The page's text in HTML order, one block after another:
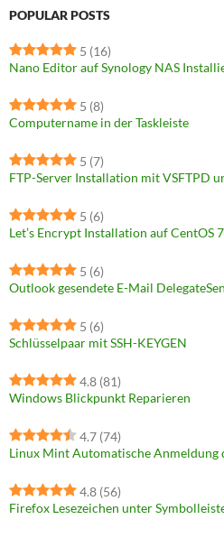
POPULAR POSTS
5 (16)
Nano Editor auf Synology NAS
5 (8)
Computername in der Taskleiste
5 (7)
FTP-Server Installation mit VSFTPD
5 (6)
Let’s Encrypt Installation auf CentOS
5 (6)
Outlook gesendete E-Mail
5 (6)
Schlüsselpaar mit SSH-KEYGEN
4.8 (81)
Windows Blickpunkt Reparieren
4.7 (74)
Linux Mint Automatische Anmeldung
4.8 (56)
Firefox Lesezeichen unter